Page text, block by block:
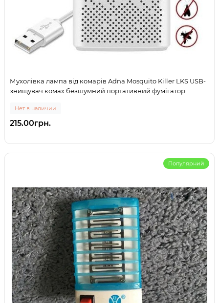
Мухолівка лампа від комарів Adna Mosquito Killer LKS USB-
знищувач комах безшумний портативний фумігатор
Нет в наличии
215.00грн.
Популярний